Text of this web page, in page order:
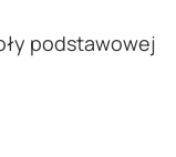
podstawowej